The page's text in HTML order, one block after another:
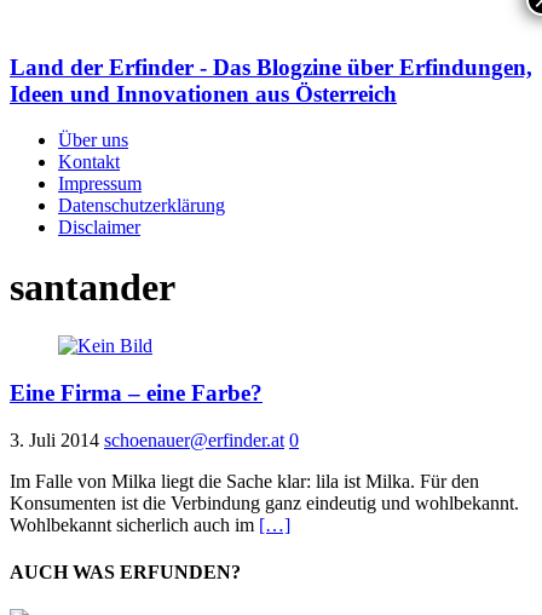
Land der Erfinder - Das Blogzine über Erfindungen,
Ideen und Innovationen aus Österreich
Über uns
Kontakt
Impressum
Datenschutzerklärung
Disclaimer
santander
Eine Firma – eine Farbe?
3. Juli 2014 schoenauer@erfinder.at 0
Im Falle von Milka liegt die Sache klar: lila ist Milka. Für den
Konsumenten ist die Verbindung ganz eindeutig und wohlbekannt.
Wohlbekannt sicherlich auch im […]
AUCH WAS ERFUNDEN?